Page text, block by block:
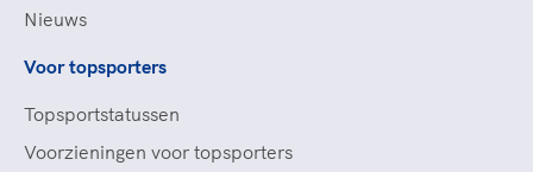
Nieuws
Voor topsporters
Topsportstatussen
Voorzieningen voor topsporters